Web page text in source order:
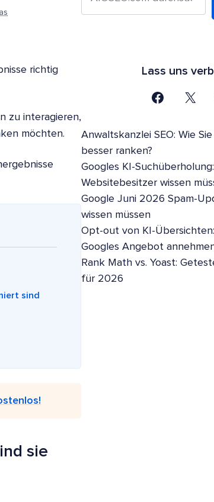
richtig
zu interagieren,
möchten.
sind
sie
Lass uns
Anwaltskanzlei SEO: Wie
besser ranken?
Googles KI-
Websitebesitzer wissen
Google Juni 2026 Spam-
wissen müssen
Opt-out von KI-
Googles Angebot
Rank Math vs. Yoast:
für 2026